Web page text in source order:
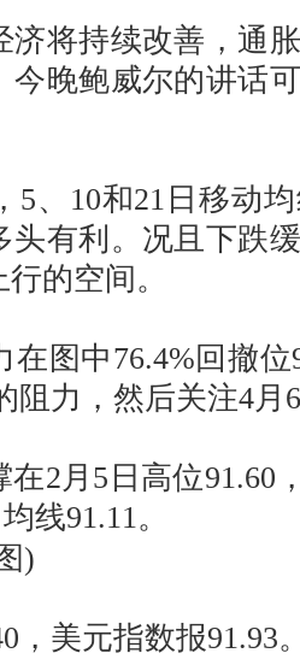
将持续改善，通胀
今晚鲍威尔的讲话
10和21日移动均
头有利。况且下跌
的空间。
中76.4%回撤位
阻力，然后关注4月
月5日高位91.60
线91.11。
)
美元指数报91.93